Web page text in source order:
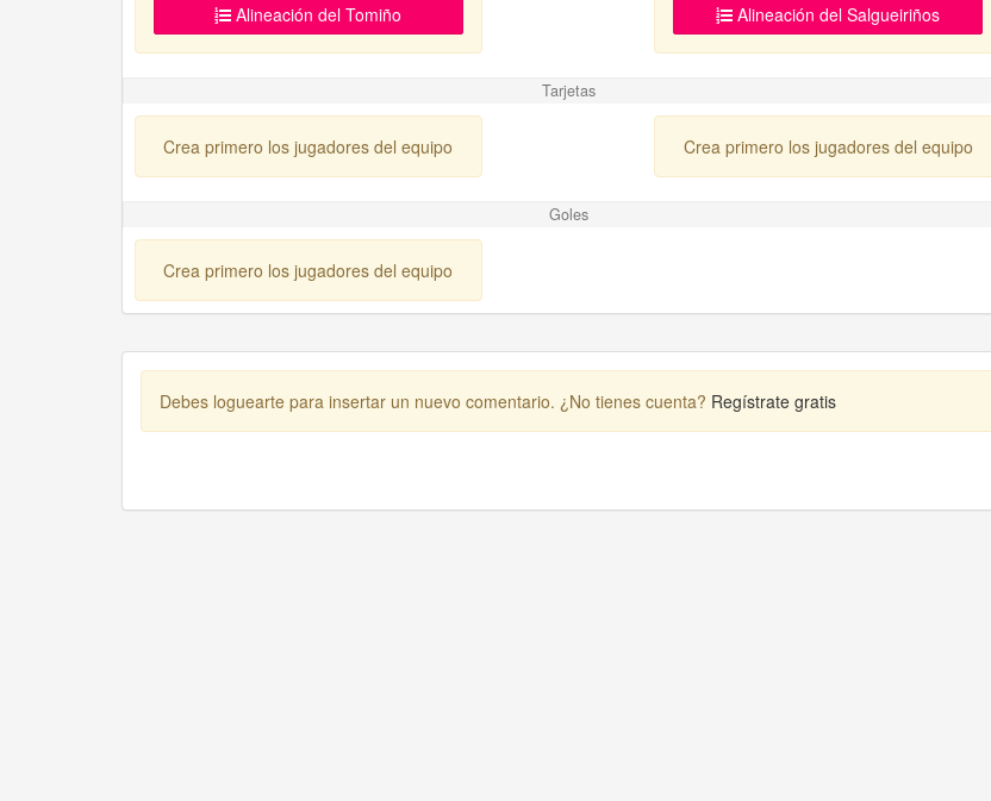
Alineación del Tomiño Alineación del Salgueiriños
Tarjetas
Crea primero los jugadores del equipo Crea primero los jugadores del equipo
Goles
Crea primero los jugadores del equipo
Debes loguearte para insertar un nuevo comentario. ¿No tienes cuenta? Regístrate gratis